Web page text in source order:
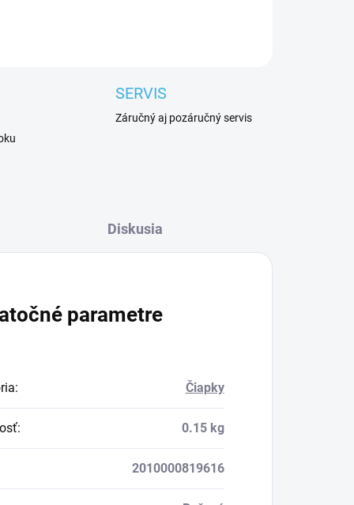
SERVIS
Záručný aj pozáručný servis
Diskusia
parametre
: Čiapky
: 0.15 kg
2010000819616